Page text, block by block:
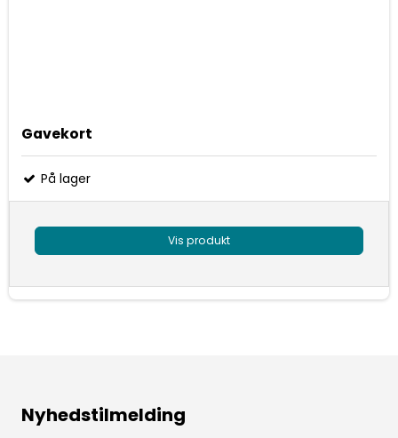
Gavekort
På lager
Vis produkt
Nyhedstilmelding